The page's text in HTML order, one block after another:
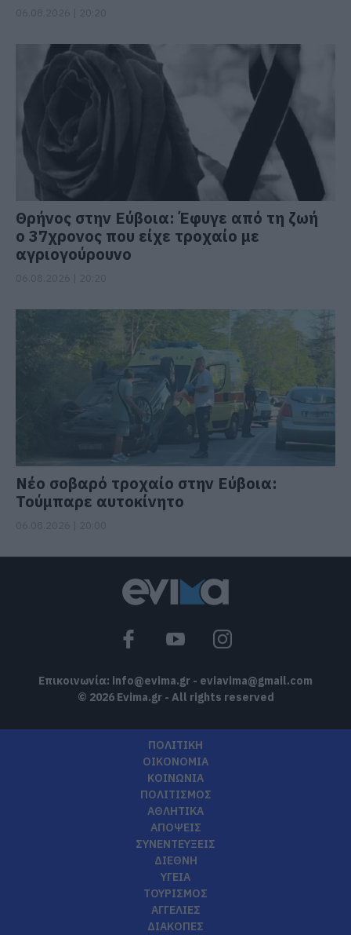
Θρήνος στην Εύβοια: Έφυγε από τη ζωή
ο 37χρονος που είχε τροχαίο με
αγριογούρουνο
Νέο σοβαρό τροχαίο στην Εύβοια:
Τούμπαρε αυτοκίνητο
Επικοινωνία: info@evima.gr - eviavima@gmail.com
© 2026 Evima.gr - All rights reserved
ΠΟΛΙΤΙΚΗ
ΟΙΚΟΝΟΜΙΑ
ΚΟΙΝΩΝΙΑ
ΠΟΛΙΤΙΣΜΟΣ
ΑΘΛΗΤΙΚΑ
ΑΠΟΨΕΙΣ
ΣΥΝΕΝΤΕΥΞΕΙΣ
ΔΙΕΘΝΗ
ΥΓΕΙΑ
ΤΟΥΡΙΣΜΟΣ
ΑΓΓΕΛΙΕΣ
ΔΙΑΚΟΠΕΣ